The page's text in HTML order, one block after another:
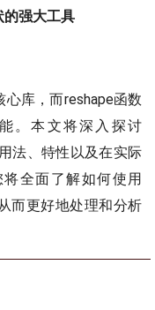
强大工具
库，而reshape函数
。本文将深入探讨
法、特性以及在实际
全面了解如何使用
而更好地处理和分析